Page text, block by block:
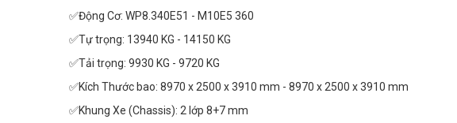
✅Động Cơ: WP8.340E51 - M10E5 360
✅Tự trọng: 13940 KG - 14150 KG
✅Tải trọng: 9930 KG - 9720 KG
✅Kích Thước bao: 8970 x 2500 x 3910 mm - 8970 x 2500 x 3910 mm
✅Khung Xe (Chassis): 2 lớp 8+7 mm